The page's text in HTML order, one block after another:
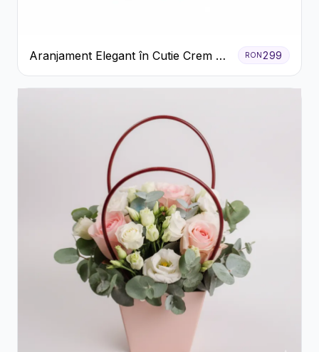
Aranjament Elegant în Cutie Crem cu
Crizanteme și Trandafiri
RON 299